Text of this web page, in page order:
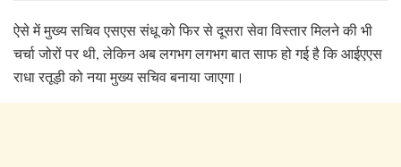
ऐसे में मुख्य सचिव एसएस संधू को फिर से दूसरा सेवा विस्तार मिलने की भी
चर्चा जोरों पर थी, लेकिन अब लगभग लगभग बात साफ हो गई है कि आईएएस
राधा रतूड़ी को नया मुख्य सचिव बनाया जाएगा।